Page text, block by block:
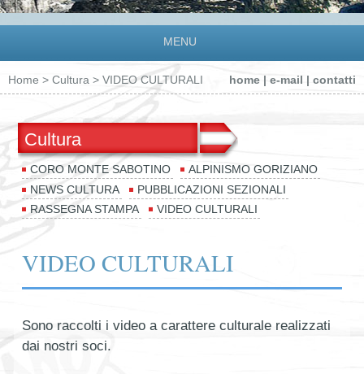
MENU
Home > Cultura > VIDEO CULTURALI home | e-mail | contatti
Cultura
CORO MONTE SABOTINO
ALPINISMO GORIZIANO
NEWS CULTURA
PUBBLICAZIONI SEZIONALI
RASSEGNA STAMPA
VIDEO CULTURALI
VIDEO CULTURALI
Sono raccolti i video a carattere culturale realizzati
dai nostri soci.